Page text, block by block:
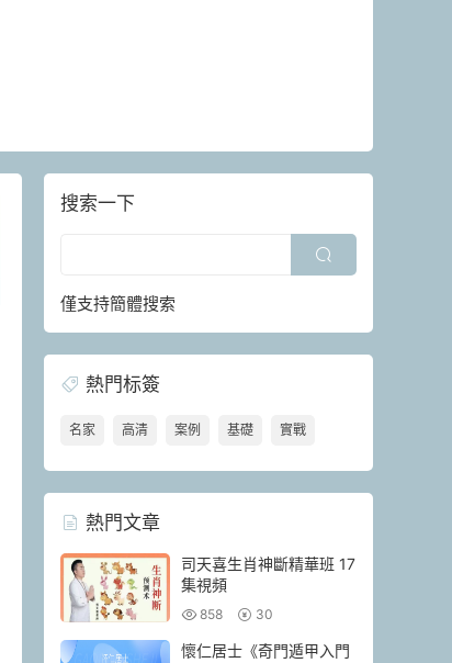
搜索一下
僅支持簡體搜索
熱門标簽
名家 高清 案例 基礎 實戰
熱門文章
司天喜生肖神斷精華班 17
集視頻
858 30
懷仁居士《奇門遁甲入門